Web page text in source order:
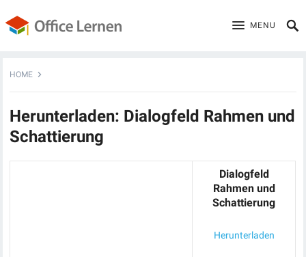
MENU
HOME
Herunterladen: Dialogfeld Rahmen und
Schattierung
Dialogfeld
Rahmen und
Schattierung
Herunterladen